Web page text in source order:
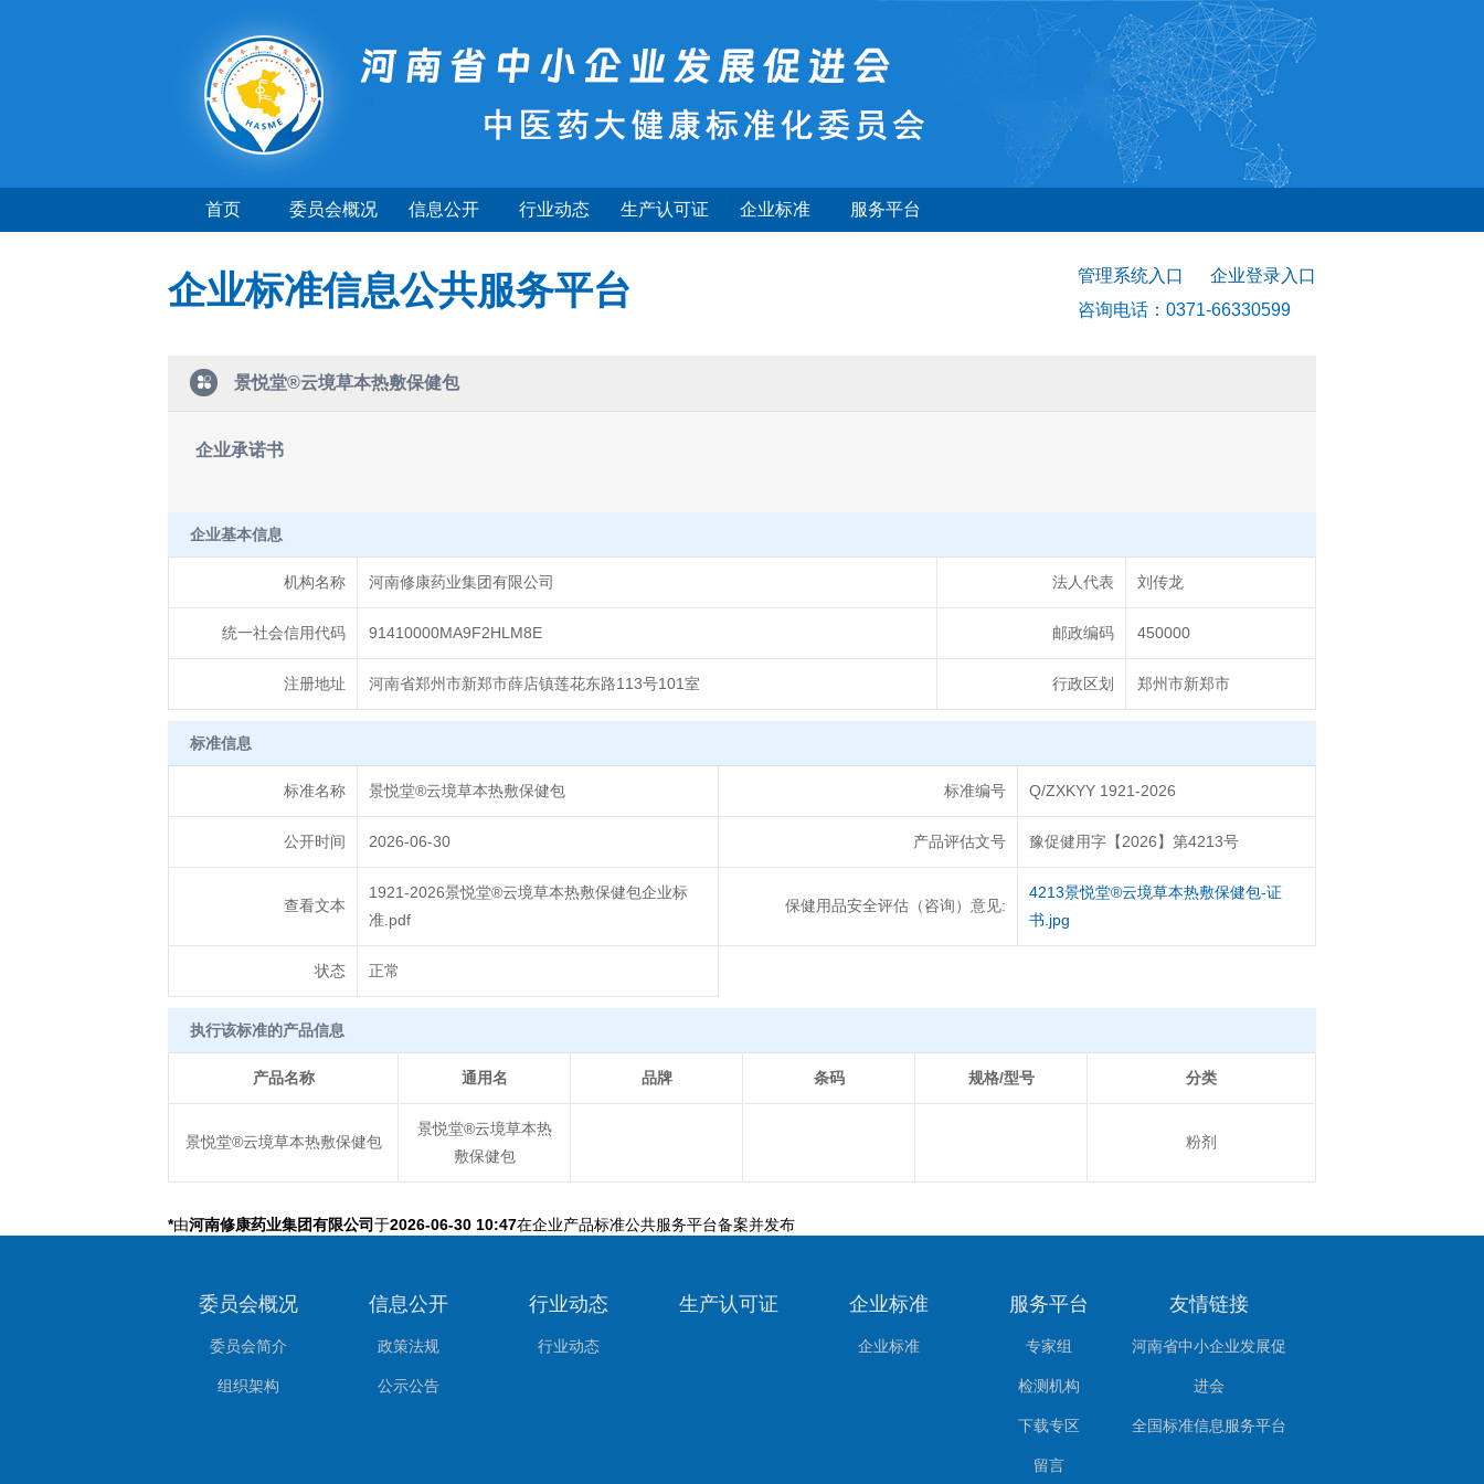
首页 委员会概况 信息公开 行业动态 生产认可证 企业标准 服务平台
企业标准信息公共服务平台 管理系统入口
企业登录入口
咨询电话：0371-66330599
景悦堂®云境草本热敷保健包
企业承诺书
企业基本信息
机构名称 河南修康药业集团有限公司 法人代表 刘传龙
统一社会信用代码 91410000MA9F2HLM8E 邮政编码 450000
注册地址 河南省郑州市新郑市薛店镇莲花东路113号101室 行政区划 郑州市新郑市
标准信息
标准名称 景悦堂®云境草本热敷保健包 标准编号 Q/ZXKYY 1921-2026
公开时间 2026-06-30 产品评估文号 豫促健用字【2026】第4213号
查看文本
1921-2026景悦堂®云境草本热敷保健包企业标
准.pdf
保健用品安全评估（咨询）意见:
4213景悦堂®云境草本热敷保健包-证
书.jpg
状态 正常
执行该标准的产品信息
产品名称 通用名 品牌 条码 规格/型号 分类
景悦堂®云境草本热敷保健包
景悦堂®云境草本热
敷保健包
粉剂
*由河南修康药业集团有限公司于2026-06-30 10:47在企业产品标准公共服务平台备案并发布
委员会概况
委员会简介
组织架构
信息公开
政策法规
公示公告
行业动态
行业动态
生产认可证 企业标准
企业标准
服务平台
专家组
检测机构
下载专区
留言
友情链接
河南省中小企业发展促
进会
全国标准信息服务平台